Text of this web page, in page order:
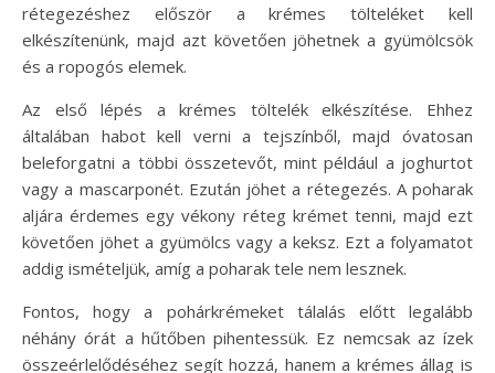
rétegezéshez először a krémes tölteléket kell
elkészítenünk, majd azt követően jöhetnek a gyümölcsök
és a ropogós elemek.
Az első lépés a krémes töltelék elkészítése. Ehhez
általában habot kell verni a tejszínből, majd óvatosan
beleforgatni a többi összetevőt, mint például a joghurtot
vagy a mascarponét. Ezután jöhet a rétegezés. A poharak
aljára érdemes egy vékony réteg krémet tenni, majd ezt
követően jöhet a gyümölcs vagy a keksz. Ezt a folyamatot
addig ismételjük, amíg a poharak tele nem lesznek.
Fontos, hogy a pohárkrémeket tálalás előtt legalább
néhány órát a hűtőben pihentessük. Ez nemcsak az ízek
összeérlelődéséhez segít hozzá, hanem a krémes állag is